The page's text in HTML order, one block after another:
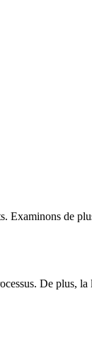
Examinons de
De plus,